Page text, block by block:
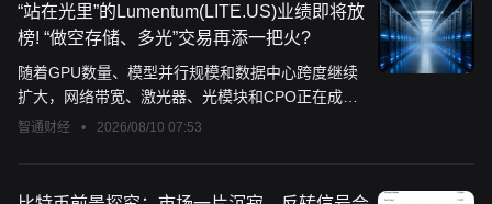
“站在光里”的Lumentum(LITE.US)业绩即将放
榜! “做空存储、多光”交易再添一把火?
随着GPU数量、模型并行规模和数据中心跨度继续
扩大，网络带宽、激光器、光模块和CPO正在成为
新的边际瓶颈。
智通财经 • 2026/08/10 07:53